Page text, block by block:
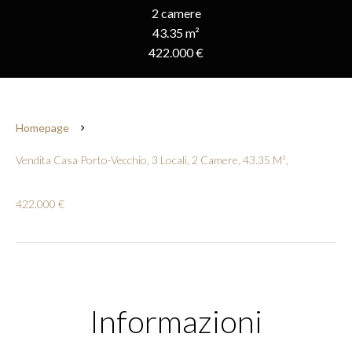
2 camere
43.35 m²
422.000 €
Homepage
Vendita Casa Porto-Vecchio, 3 Locali, 2 Camere, 43.35 M²,
422.000 €
Informazioni